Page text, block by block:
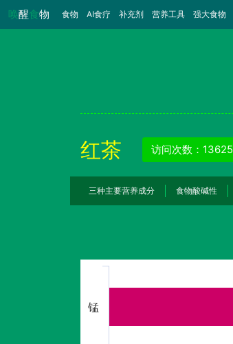
唤醒食物 食物 （当前）
AI食疗 补充剂 营养工具 强大食物
红茶 访问次数：13625
三种主要营养成分 食物酸碱性
锰